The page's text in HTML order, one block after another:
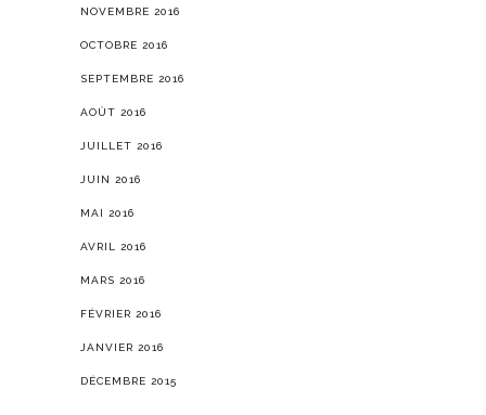
NOVEMBRE 2016
OCTOBRE 2016
SEPTEMBRE 2016
AOÛT 2016
JUILLET 2016
JUIN 2016
MAI 2016
AVRIL 2016
MARS 2016
FÉVRIER 2016
JANVIER 2016
DÉCEMBRE 2015